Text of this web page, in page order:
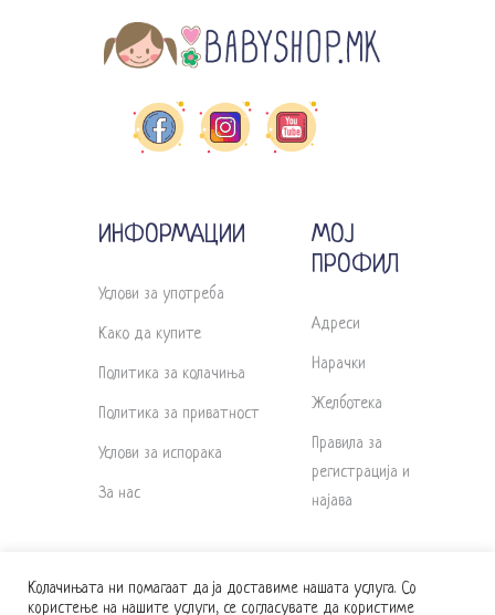
ИНФОРМАЦИИ
Услови за употреба
Како да купите
Политика за колачиња
Политика за приватност
Услови за испорака
За нас
МОЈ
ПРОФИЛ
Адреси
Нарачки
Желботека
Правила за
регистрација и
најава
Колачињата ни помагаат да ја доставиме нашата услуга. Со
користење на нашите услуги, се согласувате да користиме